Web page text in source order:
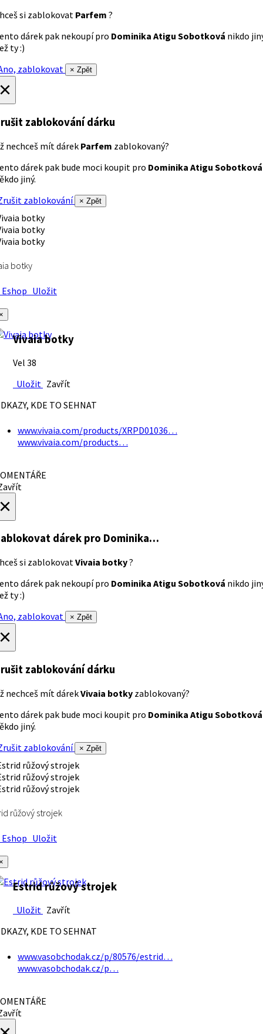
si zablokovat Parfem ?
dárek pak nekoupí pro Dominika Atigu Sobotková nikdo
ty :)
zablokovat
× Zpět
zablokování dárku
nechceš mít dárek Parfem zablokovaný?
dárek pak bude moci koupit pro Dominika Atigu Sobotková
jiný.
zablokování
× Zpět
botky
Uložit
Vivaia botky
Vel 38
Uložit Zavřít
KDE TO SEHNAT
www.vivaia.com/products/XRPD01036…
www.vivaia.com/products…
dárek pro Dominika…
si zablokovatVivaia botky?
dárek pak nekoupí pro Dominika Atigu Sobotková nikdo
ty :)
zablokovat
× Zpět
zablokování dárku
nechceš mít dárekVivaia botky zablokovaný?
dárek pak bude moci koupit pro Dominika Atigu Sobotková
jiný.
zablokování
× Zpět
růžový strojek
Uložit
Estrid růžový strojek
Uložit Zavřít
KDE TO SEHNAT
www.vasobchodak.cz/p/80576/estrid…
www.vasobchodak.cz/p…